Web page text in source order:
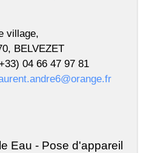
village,
BELVEZET
04 66 47 97 81
Eau - Pose d'appareil